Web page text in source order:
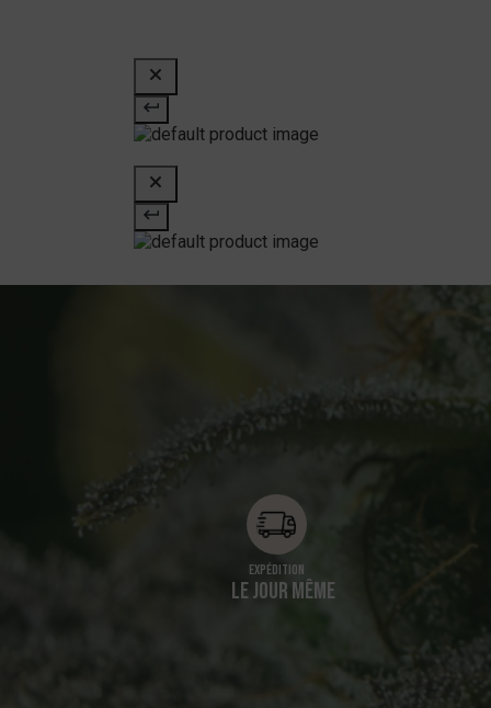
Expédition
LE JOUR MÊME